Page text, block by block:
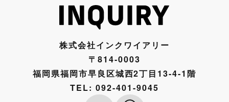
株式会社インクワイアリー
〒814-0003
福岡県福岡市早良区城西2丁目13-4-1階
TEL:092-401-9045